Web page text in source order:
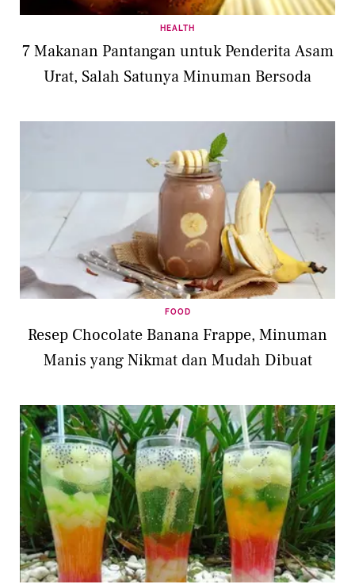
HEALTH
7 Makanan Pantangan untuk Penderita Asam
Urat, Salah Satunya Minuman Bersoda
FOOD
Resep Chocolate Banana Frappe, Minuman
Manis yang Nikmat dan Mudah Dibuat